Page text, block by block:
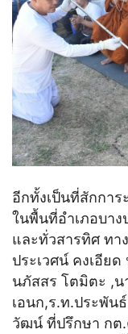
อีกทั้งเป็นที่สักกา
ในพื้นที่อำเภอบา
และทั่วสารทิศ ท
ประเวศน์ คงเอีย
นภัสสร โตมิตะ ,น
เอนก,ร.ท.ประพัน
วัฒน์ ที่ปรึกษา กต.